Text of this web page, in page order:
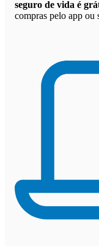
seguro de vida é
compras pelo app ou